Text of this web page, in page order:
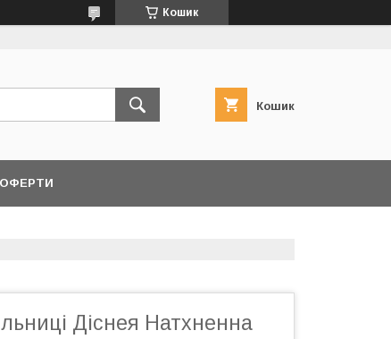
Кошик
Кошик
ОФЕРТИ
Діснея Натхненна